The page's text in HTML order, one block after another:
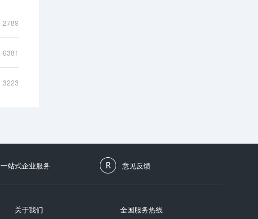
2789
6381
3223
一站式企业服务 意见反馈
关于我们 全国服务热线